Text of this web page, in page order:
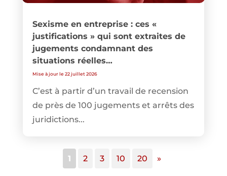
Sexisme en entreprise : ces «
justifications » qui sont extraites de
jugements condamnant des
situations réelles…
Mise à jour le 22 juillet 2026
C’est à partir d’un travail de recension
de près de 100 jugements et arrêts des
juridictions...
1 2 3 10 20 »